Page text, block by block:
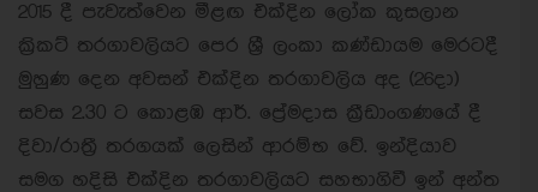
2015 දී පැවැත්වෙන මීළඟ එක්දින ලෝක කුසලාන
ක්‍රිකට් තරගාවලියට පෙර ශ්‍රී ලංකා කණ්ඩායම මෙරටදී
මුහුණ දෙන අවසන් එක්දින තරගාවලිය අද (26දා)
සවස 2.30 ට කොළඹ ආර්. ප්‍රේමදාස ක්‍රීඩාංගණයේ දී
දිවා/රාත්‍රී තරගයක් ලෙසින් ආරම්භ වේ. ඉන්දියාව
සමග හදිසි එක්දින තරගාවලියට සහභාගිවී ඉන් අන්ත